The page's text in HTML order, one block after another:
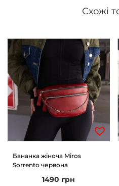
Схожі
Бананка жіноча Miros
Sorrento червона
1490 грн